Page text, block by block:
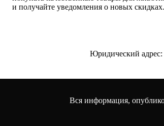
и получайте уведомления о новых скидках.
Юридический
Вся информация,